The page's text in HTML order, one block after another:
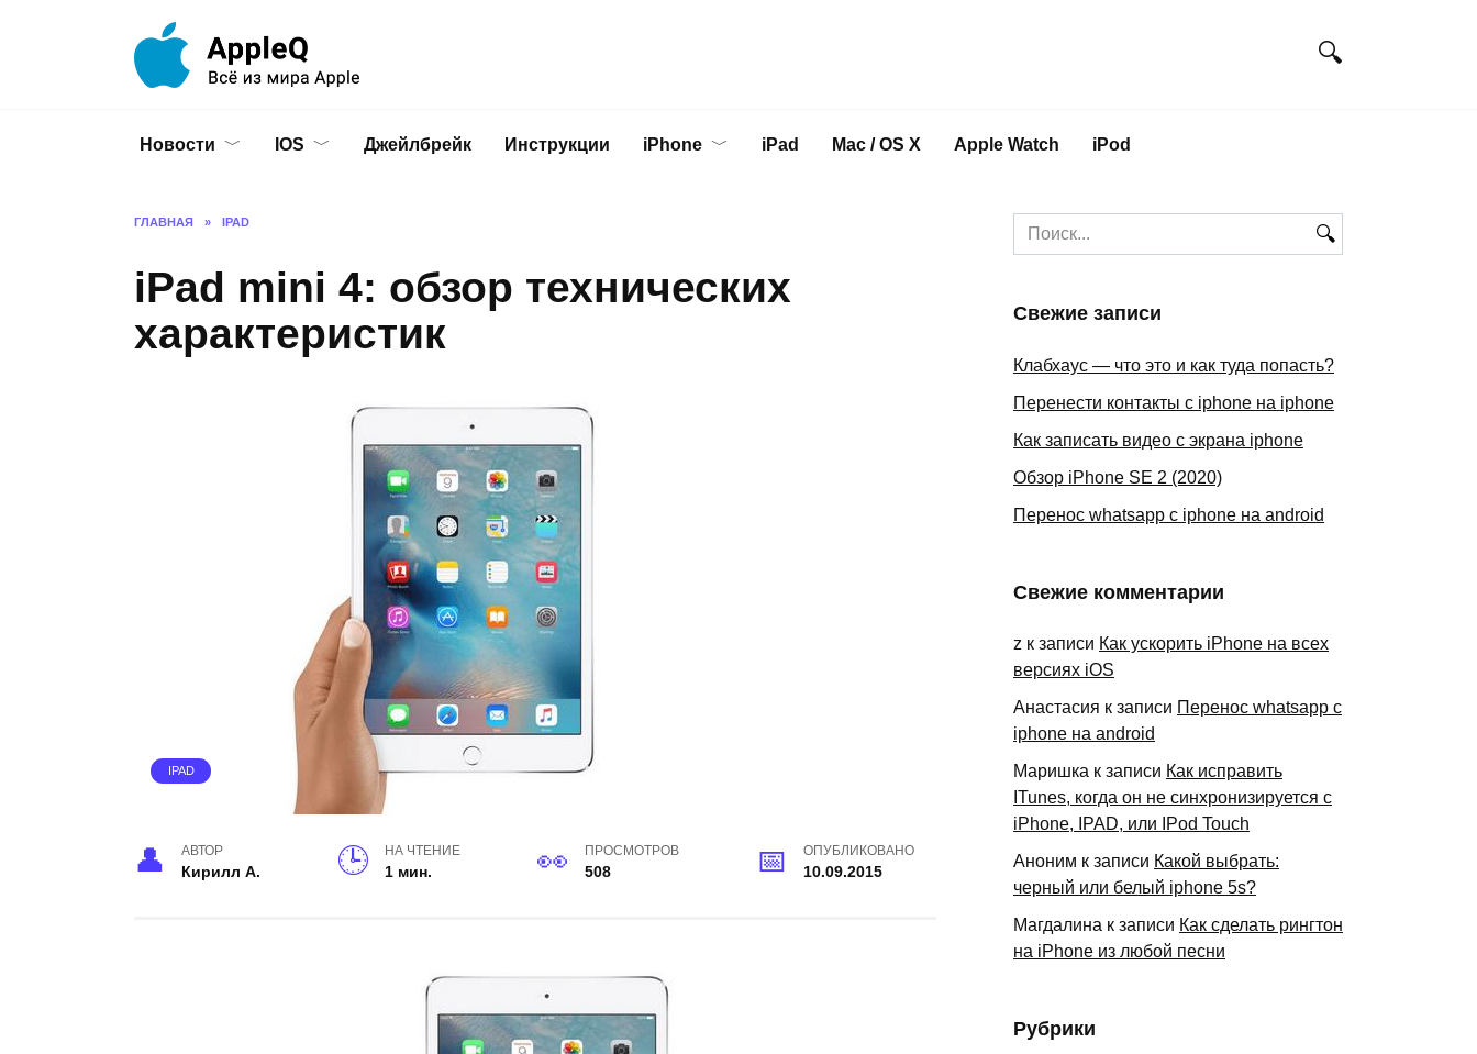
Новости IOS Джейлбрейк Инструкции iPhone iPad Mac / OS X Apple Watch iPod
ГЛАВНАЯ » IPAD
iPad mini 4: обзор технических
характеристик
IPAD
АВТОР
Кирилл А.
НА ЧТЕНИЕ
1 мин.
ПРОСМОТРОВ
508
ОПУБЛИКОВАНО
10.09.2015
Search
for:
Свежие записи
Клабхаус — что это и как туда попасть?
Перенести контакты с iphone на iphone
Как записать видео с экрана iphone
Обзор iPhone SE 2 (2020)
Перенос whatsapp с iphone на android
Свежие комментарии
z к записи Как ускорить iPhone на всех
версиях iOS
Анастасия к записи Перенос whatsapp с
iphone на android
Маришка к записи Как исправить
ITunes, когда он не синхронизируется с
iPhone, IPAD, или IPod Touch
Аноним к записи Какой выбрать:
черный или белый iphone 5s?
Магдалина к записи Как сделать рингтон
на iPhone из любой песни
Рубрики